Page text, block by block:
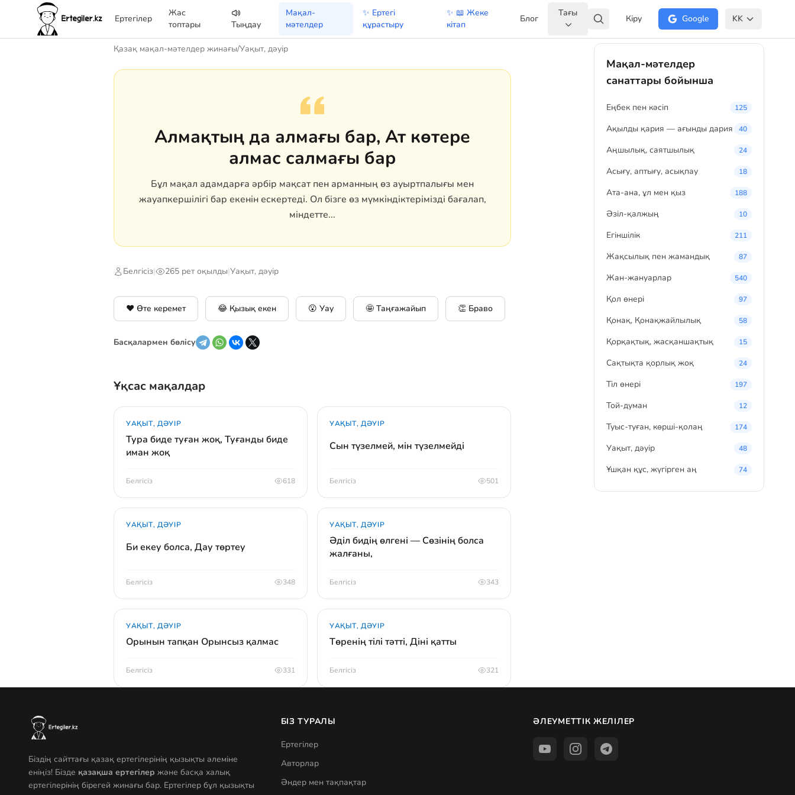
Ертегілер
Жас
топтары
Тыңдау
Мақал-
мәтелдер
✨ Ертегі
құрастыру
✨ 📖 Жеке
кітап
Блог
Тағы
Кіру Google KK
Қазақ мақал-мәтелдер жинағы/Уақыт, дәуір
Алмақтың да алмағы бар, Ат көтере
алмас салмағы бар
Бұл мақал адамдарға әрбір мақсат пен арманның өз ауыртпалығы мен
жауапкершілігі бар екенін ескертеді. Ол бізге өз мүмкіндіктерімізді бағалап,
міндетте...
Белгісіз| 265 рет оқылды|Уақыт, дәуір
❤️ Өте керемет 😂 Қызық екен 😮 Уау 🤩 Таңғажайып 👏 Браво
Басқалармен бөлісу
Ұқсас мақалдар
УАҚЫТ, ДӘУІР
Тура биде туған жоқ, Туғанды биде
иман жоқ
Белгісіз 618
УАҚЫТ, ДӘУІР
Сын түзелмей, мін түзелмейді
Белгісіз 501
УАҚЫТ, ДӘУІР
Би екеу болса, Дау төртеу
Белгісіз 348
УАҚЫТ, ДӘУІР
Әділ бидің өлгені — Сөзінің болса
жалғаны,
Белгісіз 343
УАҚЫТ, ДӘУІР
Орынын тапқан Орынсыз қалмас
Белгісіз 331
УАҚЫТ, ДӘУІР
Төренің тілі тәтті, Діні қатты
Белгісіз 321
Мақал-мәтелдер
санаттары бойынша
Eңбек пен кәсіп 125
Ақылды қария — ағынды дария 40
Аңшылық, саятшылық 24
Асығу, аптығу, асықпау 18
Ата-ана, ұл мен қыз 188
Әзіл-қалжың 10
Егіншілік 211
Жақсылық пен жамандық 87
Жан-жануарлар 540
Қол өнері 97
Қонақ, Қонақжайлылық 58
Қорқақтық, жасқаншақтық 15
Сақтықта қорлық жоқ 24
Тіл өнері 197
Той-думан 12
Туыс-туған, көрші-қолаң 174
Уақыт, дәуір 48
Ұшқан құс, жүгірген аң 74
Біздің сайттағы қазақ ертегілерінің қызықты әлеміне
еніңіз! Бізде қазақша ертегілер және басқа халық
ертегілерінің бірегей жинағы бар. Ертегілер бұл қызықты
БІЗ ТУРАЛЫ
Ертегілер
Авторлар
Әндер мен тақпақтар
ӘЛЕУМЕТТІК ЖЕЛІЛЕР